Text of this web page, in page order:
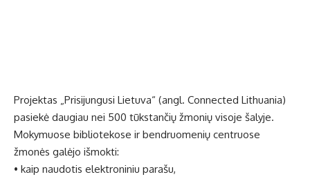
Projektas „Prisijungusi Lietuva“ (angl. Connected Lithuania)
pasiekė daugiau nei 500 tūkstančių žmonių visoje šalyje.
Mokymuose bibliotekose ir bendruomenių centruose
žmonės galėjo išmokti:
• kaip naudotis elektroniniu parašu,